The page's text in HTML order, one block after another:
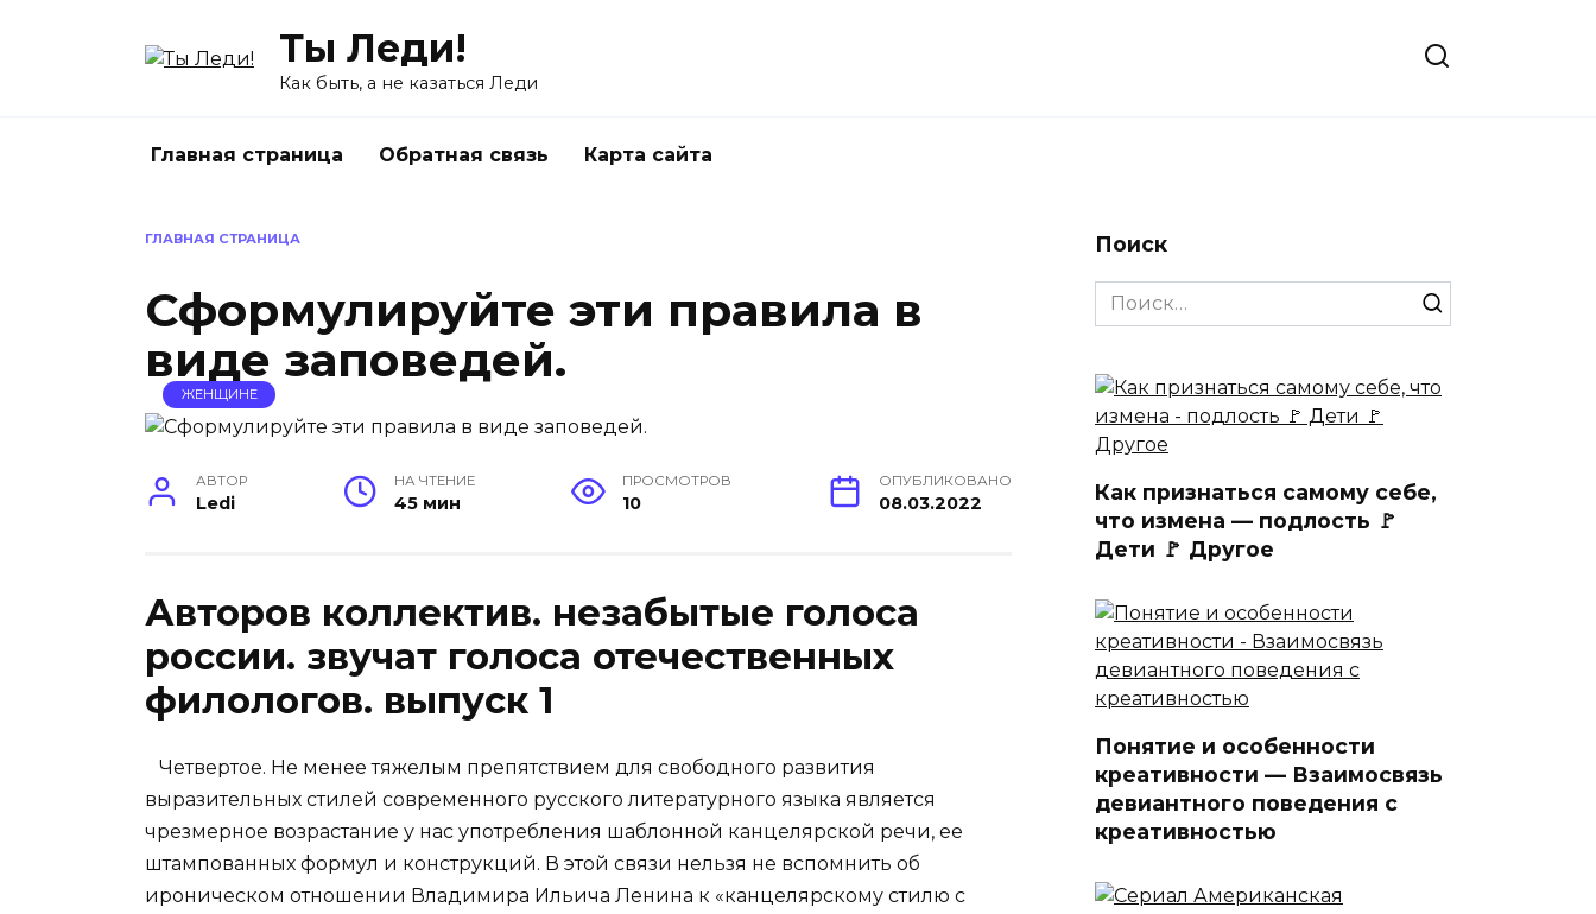
Ты Леди!
Как быть, а не казаться Леди
Главная страница Обратная связь Карта сайта
ГЛАВНАЯ СТРАНИЦА
Сформулируйте эти правила в
виде заповедей.
ЖЕНЩИНЕ
АВТОР
Ledi
НА ЧТЕНИЕ
45 мин
ПРОСМОТРОВ
10
ОПУБЛИКОВАНО
08.03.2022
Авторов коллектив. незабытые голоса
россии. звучат голоса отечественных
филологов. выпуск 1
Четвертое. Не менее тяжелым препятствием для свободного развития
выразительных стилей современного русского литературного языка является
чрезмерное возрастание у нас употребления шаблонной канцелярской речи, ее
штампованных формул и конструкций. В этой связи нельзя не вспомнить об
ироническом отношении Владимира Ильича Ленина к «канцелярскому стилю с
Поиск
Search
for:
Как признаться самому себе,
что измена — подлость 🚩
Дети 🚩 Другое
Понятие и особенности
креативности — Взаимосвязь
девиантного поведения с
креативностью